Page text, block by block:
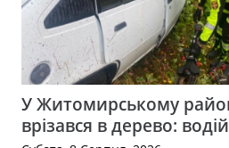
У Житомирському
врізався в дерево: